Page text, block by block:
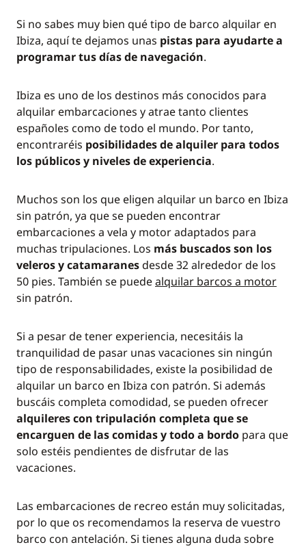
Si no sabes muy bien qué tipo de barco alquilar en
Ibiza, aquí te dejamos unas pistas para ayudarte a
programar tus días de navegación.
Ibiza es uno de los destinos más conocidos para
alquilar embarcaciones y atrae tanto clientes
españoles como de todo el mundo. Por tanto,
encontraréis posibilidades de alquiler para todos
los públicos y niveles de experiencia.
Muchos son los que eligen alquilar un barco en Ibiza
sin patrón, ya que se pueden encontrar
embarcaciones a vela y motor adaptados para
muchas tripulaciones. Los más buscados son los
veleros y catamaranesdesde 32 alrededor de los
50 pies. También se puedealquilar barcos a motor
sin patrón.
Si a pesar de tener experiencia, necesitáis la
tranquilidad de pasar unas vacaciones sin ningún
tipo de responsabilidades, existe la posibilidad de
alquilar un barco en Ibiza con patrón. Si además
buscáis completa comodidad, se pueden ofrecer
alquileres con tripulación completa que se
encarguen de las comidas y todo a bordo para que
solo estéis pendientes de disfrutar de las
vacaciones.
Las embarcaciones de recreo están muy solicitadas,
por lo que os recomendamos la reserva de vuestro
barco con antelación. Si tienes alguna duda sobre